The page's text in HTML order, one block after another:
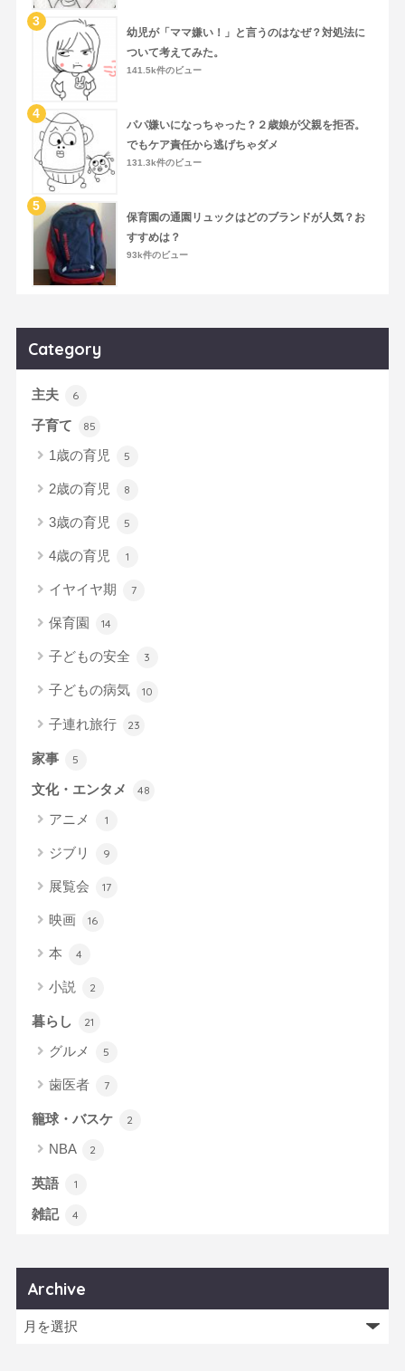
幼児が「ママ嫌い！」と言うのはなぜ？対処法に
ついて考えてみた。
141.5k件のビュー
パパ嫌いになっちゃった？２歳娘が父親を拒否。
でもケア責任から逃げちゃダメ
131.3k件のビュー
保育園の通園リュックはどのブランドが人気？お
すすめは？
93k件のビュー
Category
主夫 6
子育て 85
1歳の育児 5
2歳の育児 8
3歳の育児 5
4歳の育児 1
イヤイヤ期 7
保育園 14
子どもの安全 3
子どもの病気 10
子連れ旅行 23
家事 5
文化・エンタメ 48
アニメ 1
ジブリ 9
展覧会 17
映画 16
本 4
小説 2
暮らし 21
グルメ 5
歯医者 7
籠球・バスケ 2
NBA 2
英語 1
雑記 4
Archive